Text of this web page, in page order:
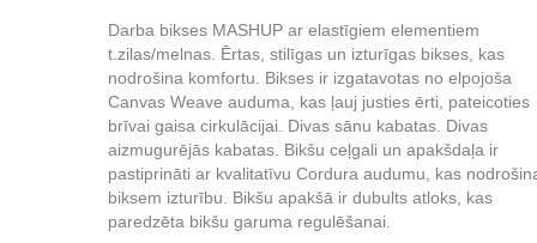
Darba bikses MASHUP ar elastīgiem elementiem
t.zilas/melnas. Ērtas, stilīgas un izturīgas bikses, kas
nodrošina komfortu. Bikses ir izgatavotas no elpojoša
Canvas Weave auduma, kas ļauj justies ērti, pateicoties
brīvai gaisa cirkulācijai. Divas sānu kabatas. Divas
aizmugurējās kabatas. Bikšu ceļgali un apakšdaļa ir
pastiprināti ar kvalitatīvu Cordura audumu, kas
biksem izturību. Bikšu apakšā ir dubults atloks, kas
paredzēta bikšu garuma regulēšanai.